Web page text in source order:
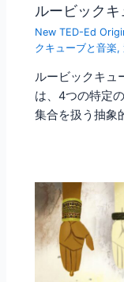
ルービック
New TED-Ed
クキューブと音楽,
ルービックキュ
は、4つの特定
集合を扱う抽象